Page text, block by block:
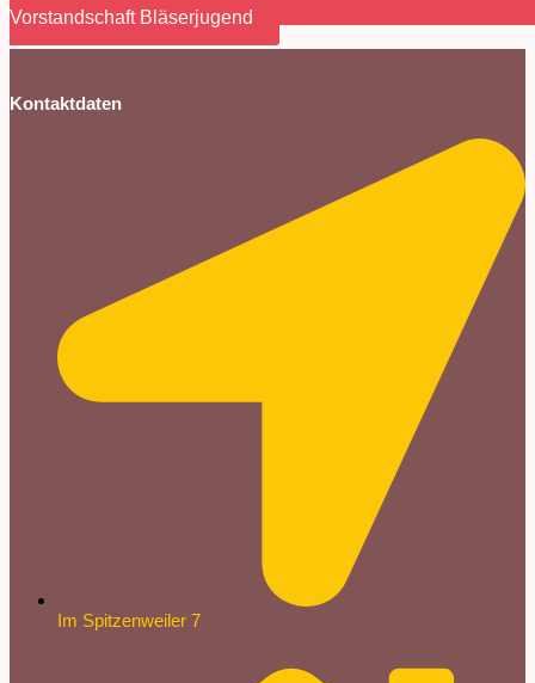
Vorstandschaft Bläserjugend
Kontaktdaten
Im Spitzenweiler 7